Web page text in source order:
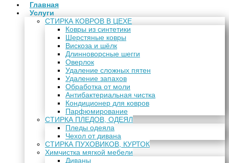
Главная
Услуги
СТИРКА КОВРОВ В ЦЕХЕ
Ковры из синтетики
Шерстяные ковры
Вискоза и шёлк
Длинноворсные шегги
Оверлок
Удаление сложных пятен
Удаление запахов
Обработка от моли
Антибактериальная чистка
Кондиционер для ковров
Парфюмирование
СТИРКА ПЛЕДОВ, ОДЕЯЛ
Пледы одеяла
Чехол от дивана
СТИРКА ПУХОВИКОВ, КУРТОК
Химчистка мягкой мебели
Диваны